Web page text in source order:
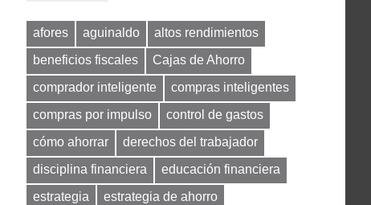
afores aguinaldo
altos rendimientos
beneficios fiscales
Cajas de Ahorro
comprador inteligente
compras inteligentes
compras por impulso
control de gastos
cómo ahorrar
derechos del trabajador
disciplina financiera
educación financiera
estrategia
estrategia de ahorro